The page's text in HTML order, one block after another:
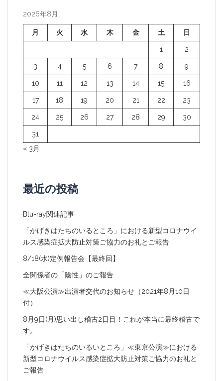
ー
シ
ョ
ン
2026年8月
月 火 水 木 金 土 日
1 2
3 4 5 6 7 8 9
10 11 12 13 14 15 16
17 18 19 20 21 22 23
24 25 26 27 28 29 30
31
« 3月
最近の投稿
Blu-ray関連記事
「かげきはたちのいるところ」における新型コロナウイ
ルス感染症拡大防止対策ご協力のお礼とご報告
8/18(水)定例報告会【最終回】
全関係者の「陰性」のご報告
≪大阪公演≫出演者交代のお知らせ（2021年8月10日
付）
8月9日(月)思い出し稽古2日目！これが本当に最終稽古で
す。
「かげきはたちのいるいところ」≪東京公演≫における
新型コロナウイルス感染症拡大防止対策ご協力のお礼と
ご報告